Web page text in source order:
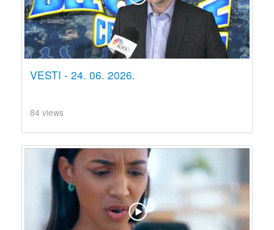
VESTI - 24. 06. 2026.
84 views